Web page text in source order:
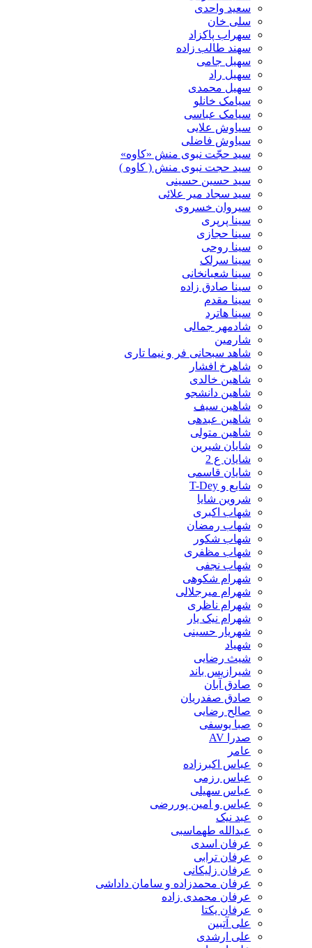
سعید واحدی
سلی خان
سهراب پاکزاد
سهند طالب زاده
سهیل جامی
سهیل راد
سهیل محمدی
سیامک خانلو
سیامک عباسی
سیاوش علایی
سیاوش فاضلی
سید حجّت نبوی منش «کاوه»
سید حجت نبوی منش ( کاوه )
سید حسین حسینى
سید سجاد میر علائی
سیروان خسروی
سینا پرپری
سینا حجازی
سینا روحی
سینا سرلک
سینا شعبانخانی
سینا صادق زاده
سینا مقدم
سینا هاترد
شادمهر جمالی
شارمین
شاهد سبحانی فر و نیما تاری
شاهرخ افشار
شاهین خالدی
شاهین دانشجو
شاهین سیف
شاهین عبدهی
شاهین متولی
شایان شیرین
شایان ع 2
شایان قاسمی
شایع و T-Dey
شروین شایا
شهاب اکبری
شهاب رمضان
شهاب شکور
شهاب مظفری
شهاب نجفی
شهرام شکوهی
شهرام میرجلالی
شهرام ناظری
شهرام نیک یار
شهریار حسینی
شهیاد
شیث رضایی
شیرازیس باند
صادق آبان
صادق صفدریان
صالح رضایی
صبا یوسفی
صدرا AV
عامر
عباس اکبرزاده
عباس رزمی
عباس سهیلی
عباس و امین پوررضی
عبد نیک
عبدالله طهماسبی‎
عرفان اسدی
عرفان ترابی
عرفان زلیکانی
عرفان محمدزاده و سامان داداشی
عرفان محمدی زاده
عرفان یکتا
علی آتبین
علی ارشدی